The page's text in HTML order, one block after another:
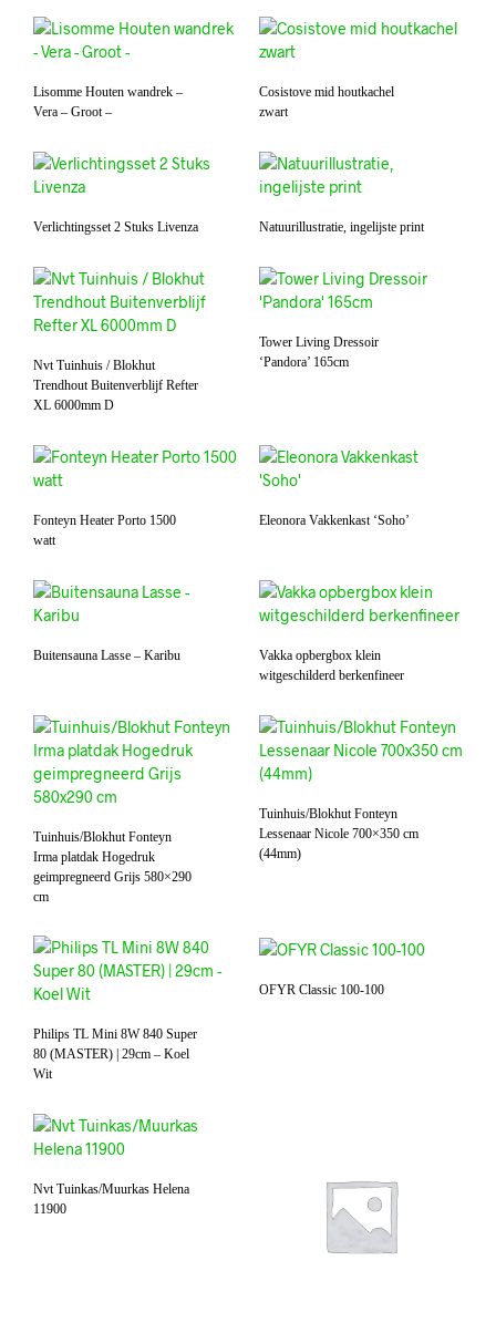
Lisomme Houten wandrek –
Vera – Groot –
Cosistove mid houtkachel
zwart
Verlichtingsset 2 Stuks Livenza Natuurillustratie, ingelijste print
Nvt Tuinhuis / Blokhut
Trendhout Buitenverblijf Refter
XL 6000mm D
Tower Living Dressoir
‘Pandora’ 165cm
Fonteyn Heater Porto 1500
watt
Eleonora Vakkenkast ‘Soho’
Buitensauna Lasse – Karibu
Vakka opbergbox klein
witgeschilderd berkenfineer
Tuinhuis/Blokhut Fonteyn
Irma platdak Hogedruk
geimpregneerd Grijs 580×290
cm
Tuinhuis/Blokhut Fonteyn
Lessenaar Nicole 700×350 cm
(44mm)
Philips TL Mini 8W 840 Super
80 (MASTER) | 29cm – Koel
Wit
OFYR Classic 100-100
Nvt Tuinkas/Muurkas Helena
11900